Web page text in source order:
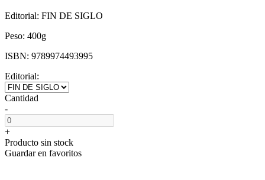
Editorial: FIN DE SIGLO
Peso: 400g
ISBN: 9789974493995
Editorial:
Cantidad
-
+
Producto sin stock
Guardar en favoritos